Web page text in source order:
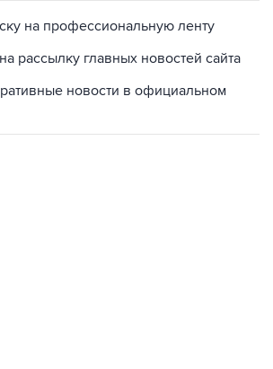
на профессиональную ленту
рассылку главных новостей сайта
новости в официальном